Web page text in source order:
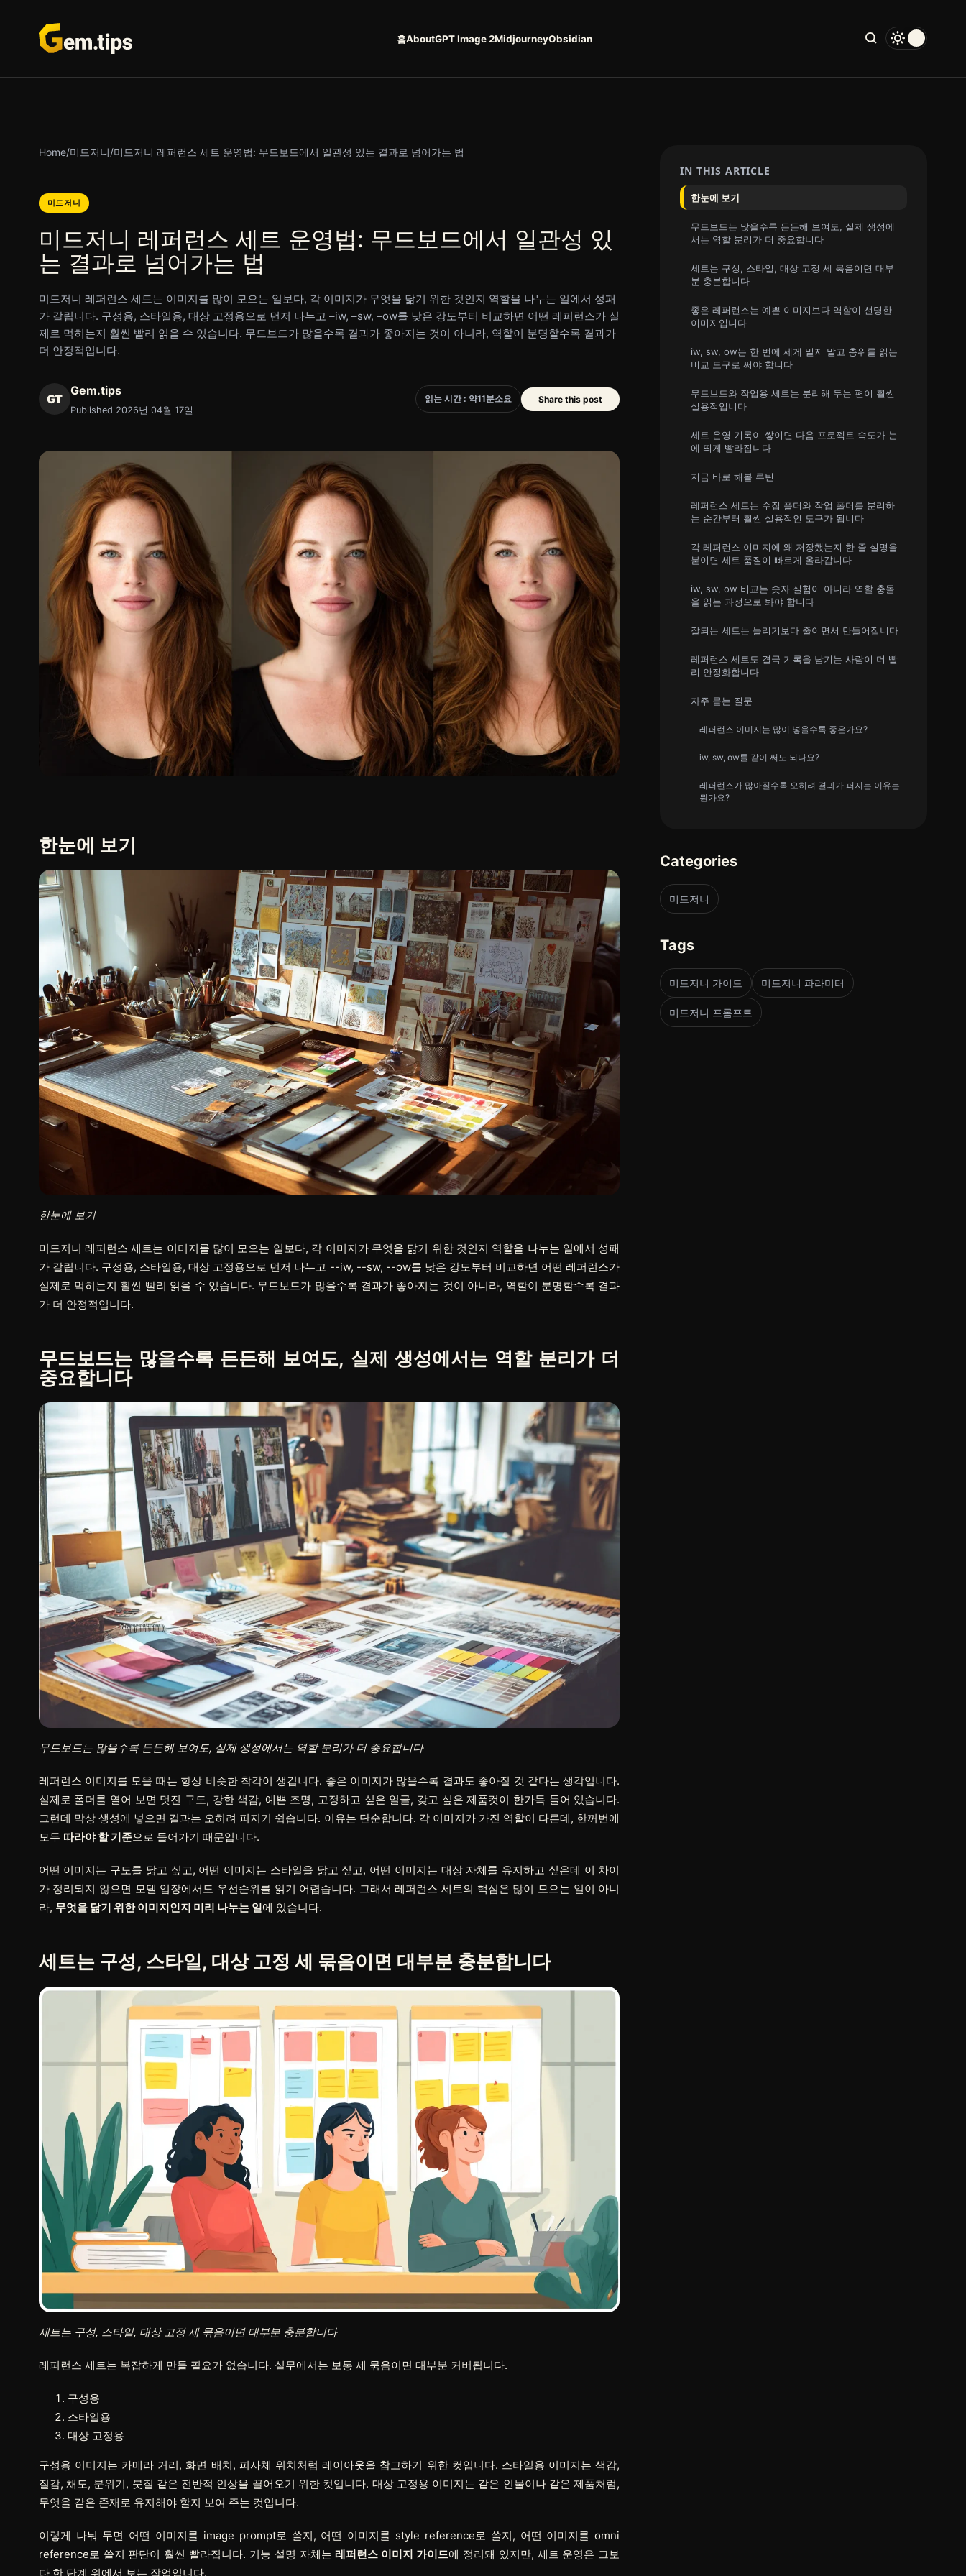
건
홈AboutGPT Image 2MidjourneyObsidian
Home/미드저니/미드저니 레퍼런스 세트 운영법: 무드보드에서 일관성 있는 결과로 넘어가는 법
미드저니
미드저니 레퍼런스 세트 운영법: 무드보드에서 일관성 있
는 결과로 넘어가는 법
미드저니 레퍼런스 세트는 이미지를 많이 모으는 일보다, 각 이미지가 무엇을 닮기 위한 것인지 역할을 나누는 일에서 성패
가 갈립니다. 구성용, 스타일용, 대상 고정용으로 먼저 나누고 –iw, –sw, –ow를 낮은 강도부터 비교하면 어떤 레퍼런스가 실
제로 먹히는지 훨씬 빨리 읽을 수 있습니다. 무드보드가 많을수록 결과가 좋아지는 것이 아니라, 역할이 분명할수록 결과가
더 안정적입니다.
GT
Gem.tips
Published 2026년 04월 17일
읽는 시간 : 약11분소요 Share this post
한눈에 보기
한눈에 보기
미드저니 레퍼런스 세트는 이미지를 많이 모으는 일보다, 각 이미지가 무엇을 닮기 위한 것인지 역할을 나누는 일에서 성패
가 갈립니다. 구성용, 스타일용, 대상 고정용으로 먼저 나누고 --iw, --sw, --ow를 낮은 강도부터 비교하면 어떤 레퍼런스가
실제로 먹히는지 훨씬 빨리 읽을 수 있습니다. 무드보드가 많을수록 결과가 좋아지는 것이 아니라, 역할이 분명할수록 결과
가 더 안정적입니다.
무드보드는 많을수록 든든해 보여도, 실제 생성에서는 역할 분리가 더
중요합니다
무드보드는 많을수록 든든해 보여도, 실제 생성에서는 역할 분리가 더 중요합니다
레퍼런스 이미지를 모을 때는 항상 비슷한 착각이 생깁니다. 좋은 이미지가 많을수록 결과도 좋아질 것 같다는 생각입니다.
실제로 폴더를 열어 보면 멋진 구도, 강한 색감, 예쁜 조명, 고정하고 싶은 얼굴, 갖고 싶은 제품컷이 한가득 들어 있습니다.
그런데 막상 생성에 넣으면 결과는 오히려 퍼지기 쉽습니다. 이유는 단순합니다. 각 이미지가 가진 역할이 다른데, 한꺼번에
모두 따라야 할 기준으로 들어가기 때문입니다.
어떤 이미지는 구도를 닮고 싶고, 어떤 이미지는 스타일을 닮고 싶고, 어떤 이미지는 대상 자체를 유지하고 싶은데 이 차이
가 정리되지 않으면 모델 입장에서도 우선순위를 읽기 어렵습니다. 그래서 레퍼런스 세트의 핵심은 많이 모으는 일이 아니
라, 무엇을 닮기 위한 이미지인지 미리 나누는 일에 있습니다.
세트는 구성, 스타일, 대상 고정 세 묶음이면 대부분 충분합니다
세트는 구성, 스타일, 대상 고정 세 묶음이면 대부분 충분합니다
레퍼런스 세트는 복잡하게 만들 필요가 없습니다. 실무에서는 보통 세 묶음이면 대부분 커버됩니다.
구성용
스타일용
대상 고정용
구성용 이미지는 카메라 거리, 화면 배치, 피사체 위치처럼 레이아웃을 참고하기 위한 컷입니다. 스타일용 이미지는 색감,
질감, 채도, 분위기, 붓질 같은 전반적 인상을 끌어오기 위한 컷입니다. 대상 고정용 이미지는 같은 인물이나 같은 제품처럼,
무엇을 같은 존재로 유지해야 할지 보여 주는 컷입니다.
이렇게 나눠 두면 어떤 이미지를 image prompt로 쓸지, 어떤 이미지를 style reference로 쓸지, 어떤 이미지를 omni
reference로 쓸지 판단이 훨씬 빨라집니다. 기능 설명 자체는레퍼런스 이미지 가이드에 정리돼 있지만, 세트 운영은 그보
다 한 단계 위에서 보는 작업입니다.
IN THIS ARTICLE
한눈에 보기
무드보드는 많을수록 든든해 보여도, 실제 생성에
서는 역할 분리가 더 중요합니다
세트는 구성, 스타일, 대상 고정 세 묶음이면 대부
분 충분합니다
좋은 레퍼런스는 예쁜 이미지보다 역할이 선명한
이미지입니다
iw, sw, ow는 한 번에 세게 밀지 말고 층위를 읽는
비교 도구로 써야 합니다
무드보드와 작업용 세트는 분리해 두는 편이 훨씬
실용적입니다
세트 운영 기록이 쌓이면 다음 프로젝트 속도가 눈
에 띄게 빨라집니다
지금 바로 해볼 루틴
레퍼런스 세트는 수집 폴더와 작업 폴더를 분리하
는 순간부터 훨씬 실용적인 도구가 됩니다
각 레퍼런스 이미지에 왜 저장했는지 한 줄 설명을
붙이면 세트 품질이 빠르게 올라갑니다
iw, sw, ow 비교는 숫자 실험이 아니라 역할 충돌
을 읽는 과정으로 봐야 합니다
잘되는 세트는 늘리기보다 줄이면서 만들어집니다
레퍼런스 세트도 결국 기록을 남기는 사람이 더 빨
리 안정화합니다
자주 묻는 질문
레퍼런스 이미지는 많이 넣을수록 좋은가요?
iw, sw, ow를 같이 써도 되나요?
레퍼런스가 많아질수록 오히려 결과가 퍼지는 이유는
뭔가요?
Categories
미드저니
Tags
미드저니 가이드 미드저니 파라미터
미드저니 프롬프트